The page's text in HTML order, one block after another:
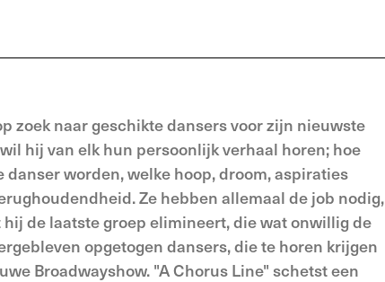
zoek naar geschikte dansers voor zijn nieuwste
hij van elk hun persoonlijk verhaal horen; hoe
worden, welke hoop, droom, aspiraties
Ze hebben allemaal de job nodig,
de laatste groep elimineert, die wat onwillig de
opgetogen dansers, die te horen krijgen
Broadwayshow. "A Chorus Line" schetst een